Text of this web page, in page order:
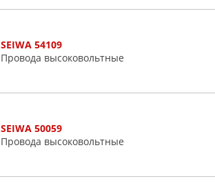
SEIWA 54109
Провода высоковольтные
SEIWA 50059
Провода высоковольтные